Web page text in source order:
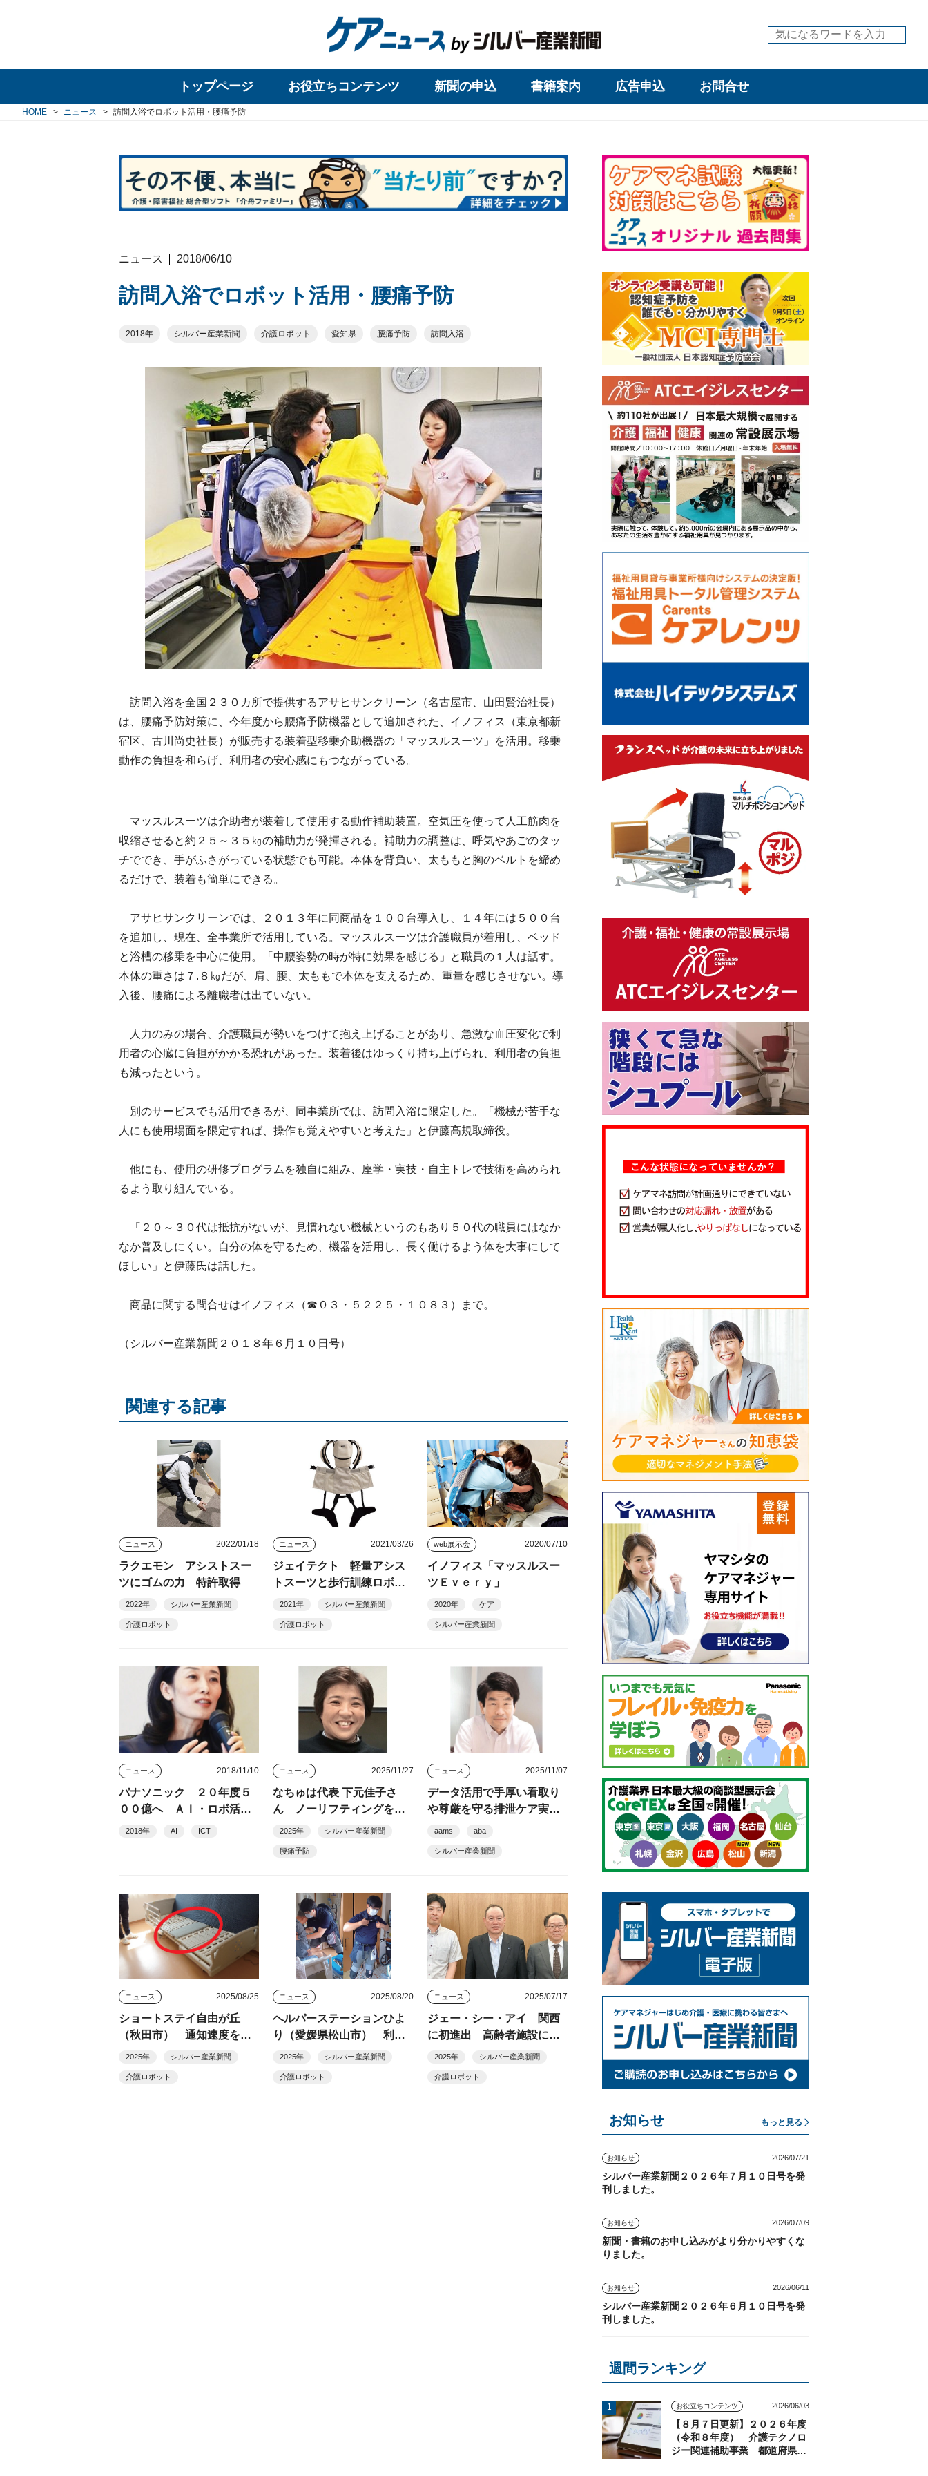
トップページ お役立ちコンテンツ 新聞の申込 書籍案内 広告申込 お問合せ
HOME ニュース 訪問入浴でロボット活用・腰痛予防
ニュース 2018/06/10
訪問入浴でロボット活用・腰痛予防
2018年 シルバー産業新聞 介護ロボット 愛知県 腰痛予防 訪問入浴
訪問入浴を全国２３０カ所で提供するアサヒサンクリーン（名古屋市、山田賢治社長）
は、腰痛予防対策に、今年度から腰痛予防機器として追加された、イノフィス（東京都新
宿区、古川尚史社長）が販売する装着型移乗介助機器の「マッスルスーツ」を活用。移乗
動作の負担を和らげ、利用者の安心感にもつながっている。
マッスルスーツは介助者が装着して使用する動作補助装置。空気圧を使って人工筋肉を
収縮させると約２５～３５㎏の補助力が発揮される。補助力の調整は、呼気やあごのタッ
チででき、手がふさがっている状態でも可能。本体を背負い、太ももと胸のベルトを締め
るだけで、装着も簡単にできる。
アサヒサンクリーンでは、２０１３年に同商品を１００台導入し、１４年には５００台
を追加し、現在、全事業所で活用している。マッスルスーツは介護職員が着用し、ベッド
と浴槽の移乗を中心に使用。「中腰姿勢の時が特に効果を感じる」と職員の１人は話す。
本体の重さは７.８㎏だが、肩、腰、太ももで本体を支えるため、重量を感じさせない。導
入後、腰痛による離職者は出ていない。
人力のみの場合、介護職員が勢いをつけて抱え上げることがあり、急激な血圧変化で利
用者の心臓に負担がかかる恐れがあった。装着後はゆっくり持ち上げられ、利用者の負担
も減ったという。
別のサービスでも活用できるが、同事業所では、訪問入浴に限定した。「機械が苦手な
人にも使用場面を限定すれば、操作も覚えやすいと考えた」と伊藤高規取締役。
他にも、使用の研修プログラムを独自に組み、座学・実技・自主トレで技術を高められ
るよう取り組んでいる。
「２０～３０代は抵抗がないが、見慣れない機械というのもあり５０代の職員にはなか
なか普及しにくい。自分の体を守るため、機器を活用し、長く働けるよう体を大事にして
ほしい」と伊藤氏は話した。
商品に関する問合せはイノフィス（☎０３・５２２５・１０８３）まで。
（シルバー産業新聞２０１８年６月１０日号）
関連する記事
ニュース 2022/01/18
ラクエモン アシストスー
ツにゴムの力 特許取得
2022年 シルバー産業新聞
介護ロボット
ニュース 2021/03/26
ジェイテクト 軽量アシス
トスーツと歩行訓練ロボ発
売2021年 シルバー産業新聞
介護ロボット
web展示会 2020/07/10
イノフィス「マッスルスー
ツＥｖｅｒｙ」
2020年 ケア
シルバー産業新聞
ニュース 2018/11/10
パナソニック ２０年度５
００億へ ＡＩ・ロボ活用
も2018年 AI ICT
ニュース 2025/11/27
なちゅは代表 下元佳子さ
ん ノーリフティングを当
たり前の文化に
2025年 シルバー産業新聞
腰痛予防
ニュース 2025/11/07
データ活用で手厚い看取り
や尊厳を守る排泄ケア実
現 aamsやヘルプパッドを
「サンシティ北条」（愛媛
aams aba
シルバー産業新聞
ニュース 2025/08/25
ショートステイ自由が丘
（秋田市） 通知速度を調
整し、個別の転倒予防実現
2025年 シルバー産業新聞
介護ロボット
ニュース 2025/08/20
ヘルパーステーションひよ
り（愛媛県松山市） 利用
者・職員双方に安心・安全
2025年 シルバー産業新聞
介護ロボット
ニュース 2025/07/17
ジェー・シー・アイ 関西
に初進出 高齢者施設に介
護ロボットなど販売
2025年 シルバー産業新聞
介護ロボット
お知らせ もっと見る
お知らせ 2026/07/21
シルバー産業新聞２０２６年７月１０日号を発
刊しました。
お知らせ 2026/07/09
新聞・書籍のお申し込みがより分かりやすくな
りました。
お知らせ 2026/06/11
シルバー産業新聞２０２６年６月１０日号を発
刊しました。
週間ランキング
お役立ちコンテンツ 2026/06/03
【８月７日更新】２０２６年度
（令和８年度） 介護テクノロ
ジー関連補助事業 都道府県の